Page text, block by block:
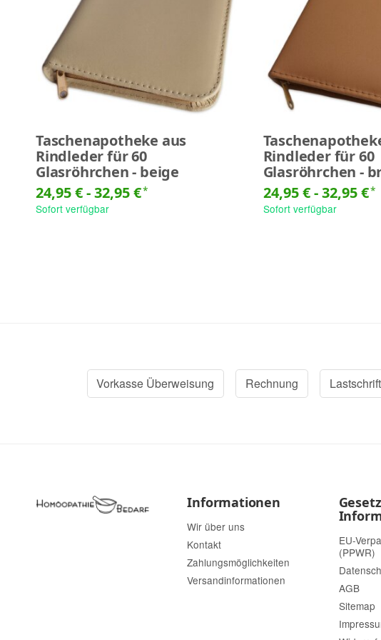
Taschenapotheke aus
Rindleder für 60
Glasröhrchen - beige
24,95 € -32,95 €*
Sofort verfügbar
Rindleder für 60
Glasröhrchen -
24,95 € -32,95 €*
Sofort verfügbar
Vorkasse Überweisung Rechnung Lastschrift
Informationen
Wir über uns
Kontakt
Zahlungsmöglichkeiten
Versandinformationen
EU-
(PPWR)
AGB
Sitemap